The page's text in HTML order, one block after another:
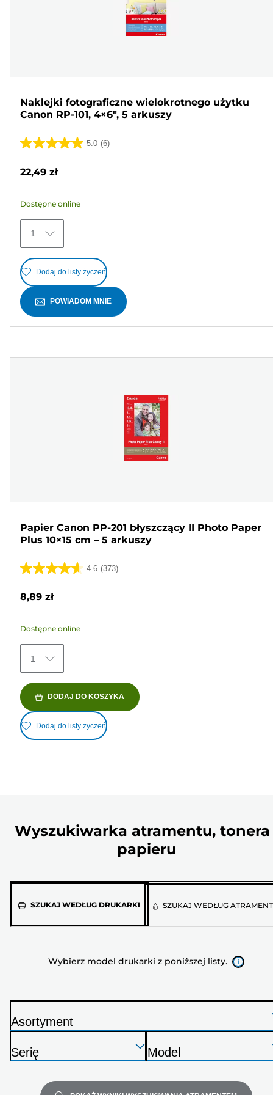
Naklejki fotograficzne wielokrotnego użytku
Canon RP-101, 4×6", 5 arkuszy
5.0 (6)
5.0
5
6
Recenzji
22,49 zł
Dostępne online
1
Dodaj do listy życzeń
POWIADOM MNIE
Papier Canon PP-201 błyszczący II Photo Paper
Plus 10×15 cm – 5 arkuszy
4.6 (373)
4.6
5
373
Recenzji
8,89 zł
Dostępne online
1
DODAJ DO KOSZYKA
Dodaj do listy życzeń
Wyszukiwarka atramentu, tonera
papieru
SZUKAJ WEDŁUG DRUKARKI
Wybierz
poniższej
SZUKAJ WEDŁUG
Wybierz model drukarki z poniższej listy.
Naciśnij
Enter,
rozwinąć
D
u
Asortyment
Naciśnij
Enter,
rozwinąć
D
Serię
Naciśnij
Enter,
rozwinąć
D
r
Model